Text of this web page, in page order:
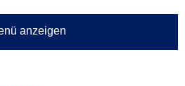
anzeigen